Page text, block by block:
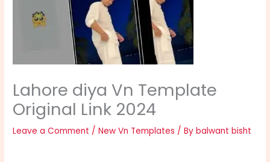
Lahore diya Vn Template
Original Link 2024
Leave a Comment /New Vn Templates / Bybalwant bisht